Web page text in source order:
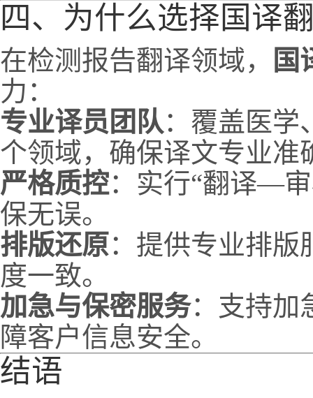
四、为什么选择国译
在检测报告翻译领域，
国
力：
专业译员团队：覆盖医学
个领域，确保译文专业准
严格质控：实行“翻译—
保无误。
排版还原：提供专业排
度一致。
加急与保密服务：支持加
障客户信息安全。
结语